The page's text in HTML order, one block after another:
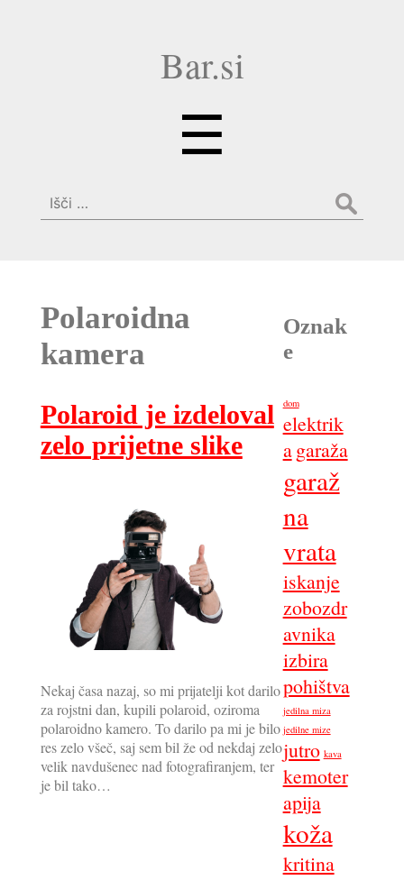
Bar.si
☰
Išči:
Polaroidna
kamera
Polaroid je izdeloval
zelo prijetne slike
Nekaj časa nazaj, so mi prijatelji kot darilo
za rojstni dan, kupili polaroid, oziroma
polaroidno kamero. To darilo pa mi je bilo
res zelo všeč, saj sem bil že od nekdaj zelo
velik navdušenec nad fotografiranjem, ter
je bil tako…
Oznak
e
dom
elektrik
agaraža
garaž
na
vrata
iskanje
zobozdr
avnika
izbira
pohištva
jedilna miza
jedilne mize
jutro kava
kemoter
apija
koža
kritina